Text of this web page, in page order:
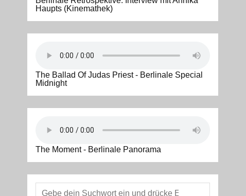
Haupts (Kinemathek)
The Ballad Of Judas Priest - Berlinale Special
Midnight
The Moment - Berlinale Panorama